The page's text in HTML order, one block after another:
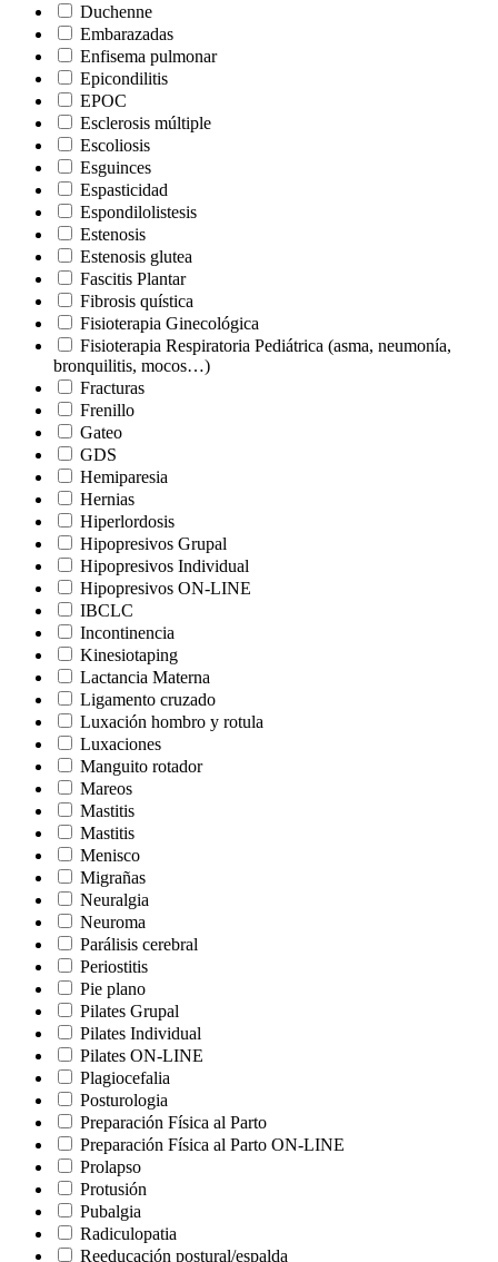
Duchenne
Embarazadas
Enfisema pulmonar
Epicondilitis
EPOC
Esclerosis múltiple
Escoliosis
Esguinces
Espasticidad
Espondilolistesis
Estenosis
Estenosis glutea
Fascitis Plantar
Fibrosis quística
Fisioterapia Ginecológica
Fisioterapia Respiratoria Pediátrica (asma, neumonía,
bronquilitis, mocos…)
Fracturas
Frenillo
Gateo
GDS
Hemiparesia
Hernias
Hiperlordosis
Hipopresivos Grupal
Hipopresivos Individual
Hipopresivos ON-LINE
IBCLC
Incontinencia
Kinesiotaping
Lactancia Materna
Ligamento cruzado
Luxación hombro y rotula
Luxaciones
Manguito rotador
Mareos
Mastitis
Mastitis
Menisco
Migrañas
Neuralgia
Neuroma
Parálisis cerebral
Periostitis
Pie plano
Pilates Grupal
Pilates Individual
Pilates ON-LINE
Plagiocefalia
Posturologia
Preparación Física al Parto
Preparación Física al Parto ON-LINE
Prolapso
Protusión
Pubalgia
Radiculopatia
Reeducación postural/espalda